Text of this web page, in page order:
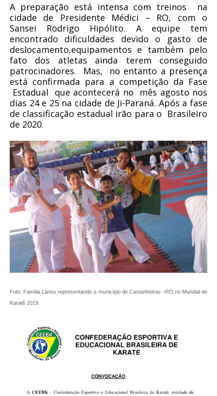
A preparação está intensa com treinos
na
cidade de Presidente Médici – RO, com o
Sansei Rodrigo Hipólito. A equipe tem
encontrado dificuldades devido o gasto de
deslocamento,equipamentos e também pelo
fato dos atletas ainda terem conseguido
patrocinadores.
Mas,
no entanto a presença
está confirmada para a competição da Fase
Estadual
que acontecerá no
mês agosto nos
dias 24 e 25 na cidade de Ji-Paraná. Após a fase
de classificação estadual irão para o Brasileiro
de 2020.
Foto: Família Lários representando o município de Castanheiras –RO,no Mundial de
Karatê 2019.